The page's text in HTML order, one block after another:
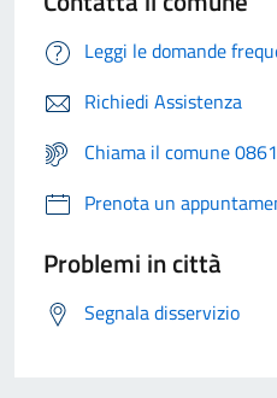
Leggi le domande
Richiedi Assistenza
Chiama il comune
Prenota un
Problemi in città
Segnala disservizio